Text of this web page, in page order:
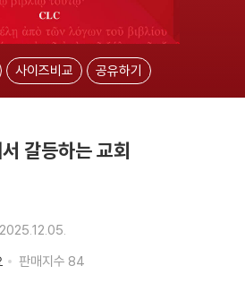
사이즈비교 공유하기
갈등하는 교회
2025.12.05.
판매지수 84